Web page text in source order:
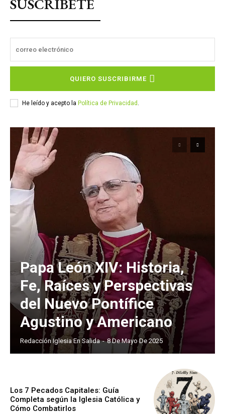
SUSCRÍBETE
QUIERO SUSCRIBIRME
He leído y acepto la Política de Privacidad
Papa León XIV: Historia,
Fe, Raíces y Perspectivas
del Nuevo Pontífice
Agustino y Americano
Redacción Iglesia En Salida - 8 De Mayo De 2025
Los 7 Pecados Capitales: Guía
Completa según la Iglesia Católica y
Cómo Combatirlos